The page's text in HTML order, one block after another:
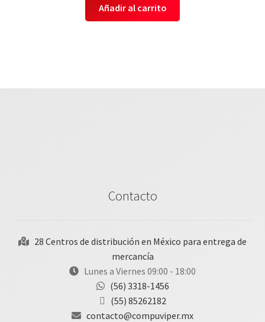
Añadir al carrito
Contacto
28 Centros de distribución en México para entrega de
mercancía
Lunes a Viernes 09:00 - 18:00
(56) 3318-1456
(55) 85262182
contacto@compuviper.mx